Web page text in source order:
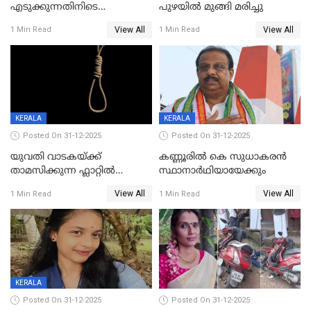
എടുക്കുന്നതിനിടെ
വധശ്രമക്കേസ് പ്രതി പിടിയിൽ
1 Min Read View All
പുഴയിൽ മുങ്ങി മരിച്ചു
1 Min Read View All
KERALA
Posted On 31-12-2025
യുവതി വാടകയ്ക്ക്
താമസിക്കുന്ന ഫ്ലാറ്റില്‍
സംഭവം കൈതപ്പൊയിലില്‍
1 Min Read View All
KERALA
Posted On 31-12-2025
കണ്ണൂരിൽ കെ സുധാകരൻ
സ്ഥാനാർഥിയായേക്കും
1 Min Read View All
KERALA
Posted On 31-12-2025 Posted On 31-12-2025